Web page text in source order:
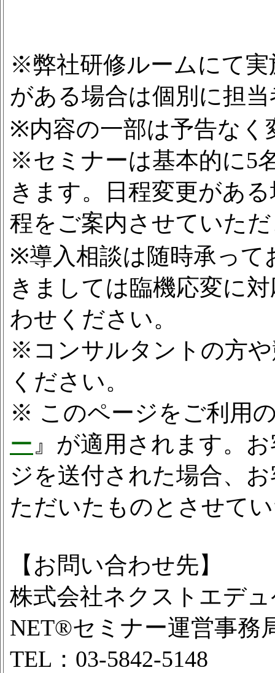
※弊社研修ルームにて
がある場合は個別に担
※内容の一部は予告なく
※セミナーは基本的に5
きます。日程変更があ
程をご案内させていた
※導入相談は随時承って
きましては臨機応変に
わせください。
※コンサルタントの方
ください。
※ このページをご利用
ー 』が適用されます。
ジを送付された場合、
ただいたものとさせて
【お問い合わせ先】
株式会社ネクストエデ
NET®セミナー運営事務
TEL：03-5842-5148